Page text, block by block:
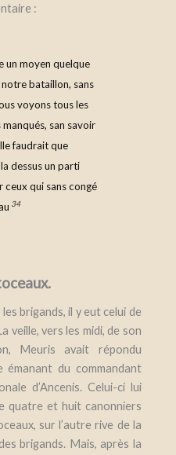
:
un moyen quelque
bataillon, sans
voyons tous les
san savoir
faudrait que
dessus un parti
ceux qui sans congé
34
brigands, il y eut celui de
veille, vers les midi, de son
Meuris avait répondu
émanant du commandant
d’Ancenis. Celui-ci lui
quatre et huit canonniers
sur l’autre rive de la
brigands. Mais, après la